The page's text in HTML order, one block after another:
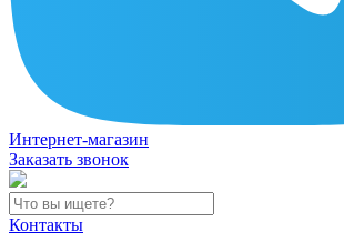
Интернет-магазин
Заказать звонок
Контакты